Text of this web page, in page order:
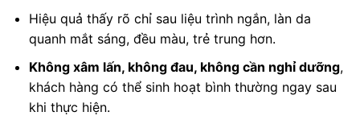
Hiệu quả thấy rõ chỉ sau liệu trình ngắn, làn da
quanh mắt sáng, đều màu, trẻ trung hơn.
Không xâm lấn, không đau, không cần nghỉ dưỡng,
khách hàng có thể sinh hoạt bình thường ngay sau
khi thực hiện.